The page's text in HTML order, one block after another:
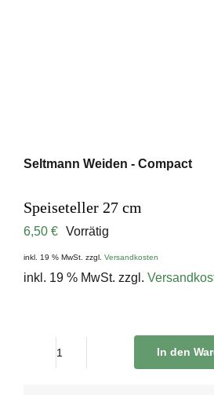
Seltmann Weiden - Compact
Speiseteller 27 cm
6,50 € Vorrätig
inkl. 19 % MwSt. zzgl. Versandkosten
inkl. 19 % MwSt. zzgl.
In den